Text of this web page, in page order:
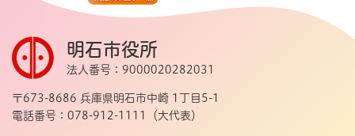
明石市役所
法人番号：9000020282031
〒673-8686 兵庫県明石市中崎 1丁目5-1
電話番号：078-912-1111（大代表）